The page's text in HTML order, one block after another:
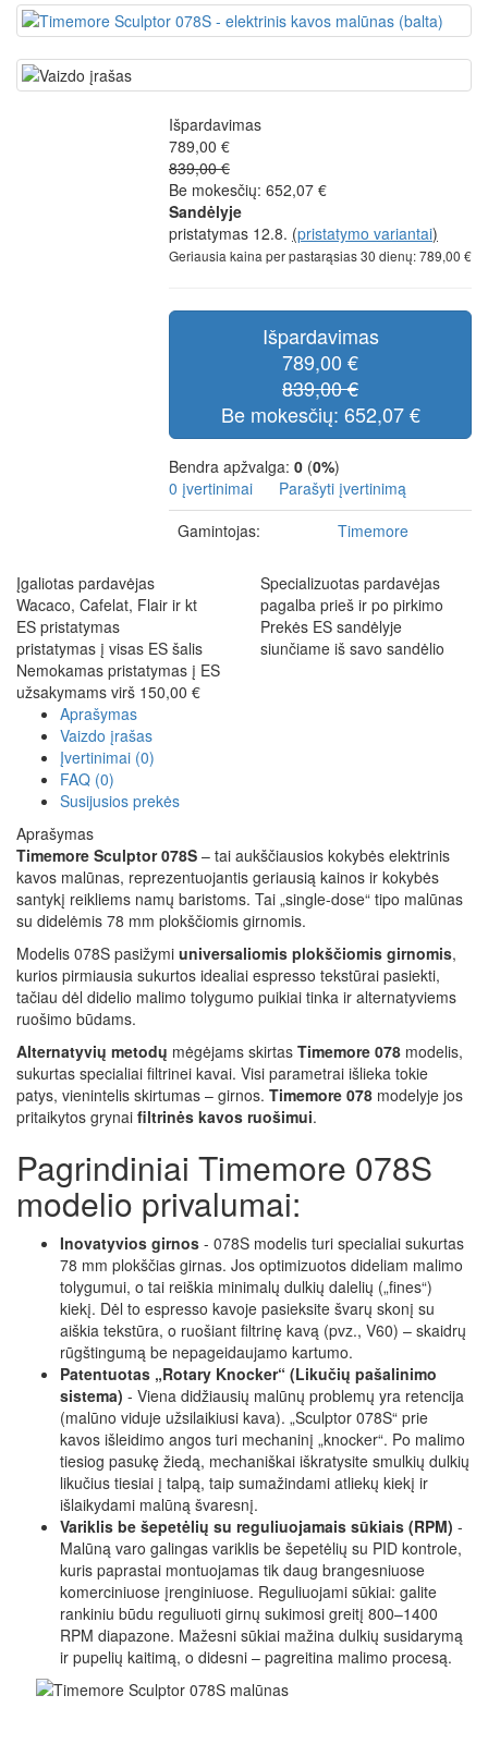
Išpardavimas
789,00 €
839,00 €
Be mokesčių: 652,07 €
Sandėlyje
pristatymas 12.8. (pristatymo variantai)
Geriausia kaina per pastarąsias 30 dienų: 789,00 €
Išpardavimas
789,00 €
839,00 €
Be mokesčių: 652,07 €
Bendra apžvalga: 0 (0%)
0 įvertinimai
Parašyti įvertinimą
Gamintojas:
Timemore
Įgaliotas pardavėjas
Wacaco, Cafelat, Flair ir kt
Specializuotas pardavėjas
pagalba prieš ir po pirkimo
ES pristatymas
pristatymas į visas ES šalis
Prekės ES sandėlyje
siunčiame iš savo sandėlio
Nemokamas pristatymas į ES
užsakymams virš 150,00 €
Aprašymas
Vaizdo įrašas
Įvertinimai (0)
FAQ (0)
Susijusios prekės
Aprašymas
Timemore Sculptor 078S – tai aukščiausios kokybės elektrinis
kavos malūnas, reprezentuojantis geriausią kainos ir kokybės
santykį reikliems namų baristoms. Tai „single-dose“ tipo malūnas
su didelėmis 78 mm plokščiomis girnomis.
Modelis 078S pasižymi universaliomis plokščiomis girnomis,
kurios pirmiausia sukurtos idealiai espresso tekstūrai pasiekti,
tačiau dėl didelio malimo tolygumo puikiai tinka ir alternatyviems
ruošimo būdams.
Alternatyvių metodų mėgėjams skirtas Timemore 078 modelis,
sukurtas specialiai filtrinei kavai. Visi parametrai išlieka tokie
patys, vienintelis skirtumas – girnos. Timemore 078 modelyje jos
pritaikytos grynai filtrinės kavos ruošimui.
Pagrindiniai Timemore 078S
modelio privalumai:
Inovatyvios girnos - 078S modelis turi specialiai sukurtas
78 mm plokščias girnas. Jos optimizuotos dideliam malimo
tolygumui, o tai reiškia minimalų dulkių dalelių („fines“)
kiekį. Dėl to espresso kavoje pasieksite švarų skonį su
aiškia tekstūra, o ruošiant filtrinę kavą (pvz., V60) – skaidrų
rūgštingumą be nepageidaujamo kartumo.
Patentuotas „Rotary Knocker“ (Likučių pašalinimo
sistema) - Viena didžiausių malūnų problemų yra retencija
(malūno viduje užsilaikiusi kava). „Sculptor 078S“ prie
kavos išleidimo angos turi mechaninį „knocker“. Po malimo
tiesiog pasukę žiedą, mechaniškai iškratysite smulkių dulkių
likučius tiesiai į talpą, taip sumažindami atliekų kiekį ir
išlaikydami malūną švaresnį.
Variklis be šepetėlių su reguliuojamais sūkiais (RPM) -
Malūną varo galingas variklis be šepetėlių su PID kontrole,
kuris paprastai montuojamas tik daug brangesniuose
komerciniuose įrenginiuose. Reguliuojami sūkiai: galite
rankiniu būdu reguliuoti girnų sukimosi greitį 800–1400
RPM diapazone. Mažesni sūkiai mažina dulkių susidarymą
ir pupelių kaitimą, o didesni – pagreitina malimo procesą.